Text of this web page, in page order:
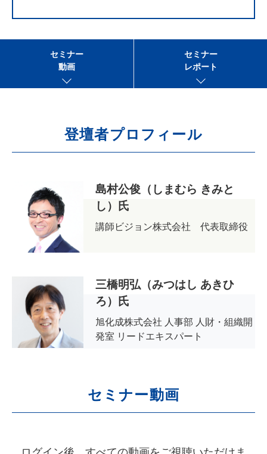
セミナー
動画
セミナー
レポート
登壇者プロフィール
島村公俊（しまむら きみと
し）氏
講師ビジョン株式会社 代表取締役
三橋明弘（みつはし あきひ
ろ）氏
旭化成株式会社 人事部 人財・組織開
発室 リードエキスパート
セミナー動画